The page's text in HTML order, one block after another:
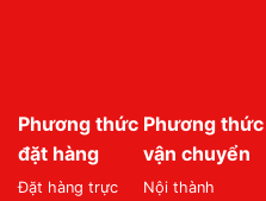
Phương thức
đặt hàng
Đặt hàng trực
Phương thức
vận chuyển
Nội thành